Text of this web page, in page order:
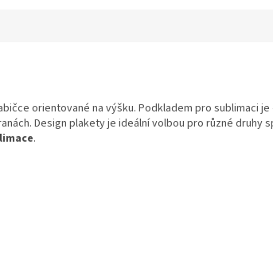
orientované na výšku. Podkladem pro sublimaci
Design plakety je ideální volbou pro různé druhy
.